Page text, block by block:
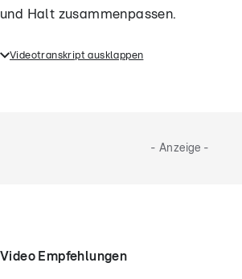
und Halt zusammenpassen.
Bei 'Zwischen Tüll & Tränen'
Jetzt zeigt sich, ob Romantik und
Videotranskript ausklappen
- Anzeige -
Video Empfehlungen